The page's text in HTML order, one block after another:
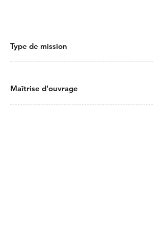
Type de mission
Maîtrise d'ouvrage